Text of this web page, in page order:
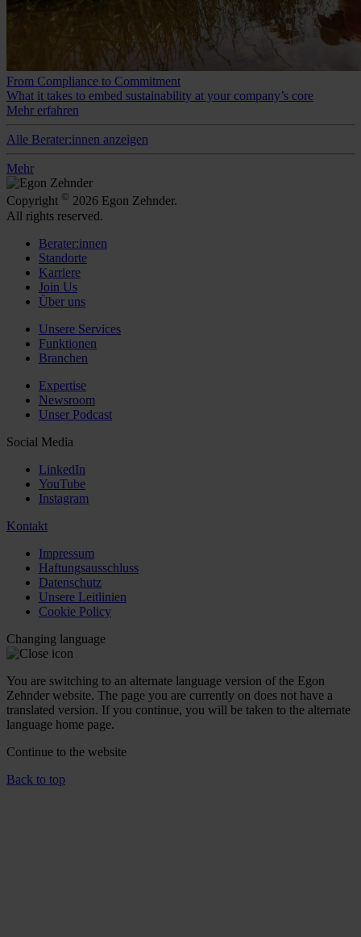
From Compliance to Commitment
What it takes to embed sustainability at your company’s core
Mehr erfahren
Alle Berater:innen anzeigen
Mehr
Copyright © 2026 Egon Zehnder.
All rights reserved.
Berater:innen
Standorte
Karriere
Join Us
Über uns
Unsere Services
Funktionen
Branchen
Expertise
Newsroom
Unser Podcast
Social Media
LinkedIn
YouTube
Instagram
Kontakt
Impressum
Haftungsausschluss
Datenschutz
Unsere Leitlinien
Cookie Policy
Changing language
You are switching to an alternate language version of the Egon
Zehnder website. The page you are currently on does not have a
translated version. If you continue, you will be taken to the alternate
language home page.
Continue to the website
Back to top